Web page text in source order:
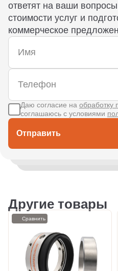
ответят на ваши
стоимости услуг и
коммерческое
Отправить
Даю согласие на обработку
соглашаюсь с условиями
Другие товары
Сравнить